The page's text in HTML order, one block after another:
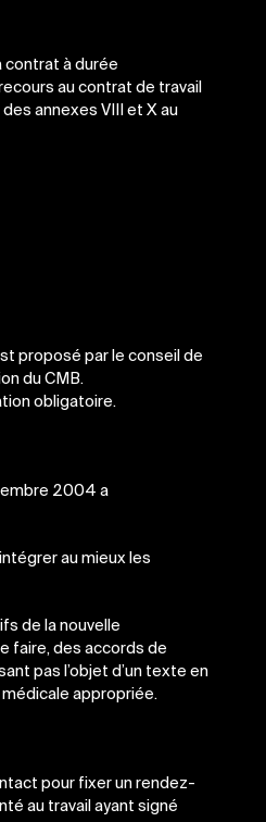
contrat à durée
au contrat de travail
annexes VIII et X au
proposé par le conseil de
du CMB.
obligatoire.
2004 a
au mieux les
de la nouvelle
faire, des accords de
pas l’objet d’un texte en
appropriée.
pour fixer un rendez-
au travail ayant signé